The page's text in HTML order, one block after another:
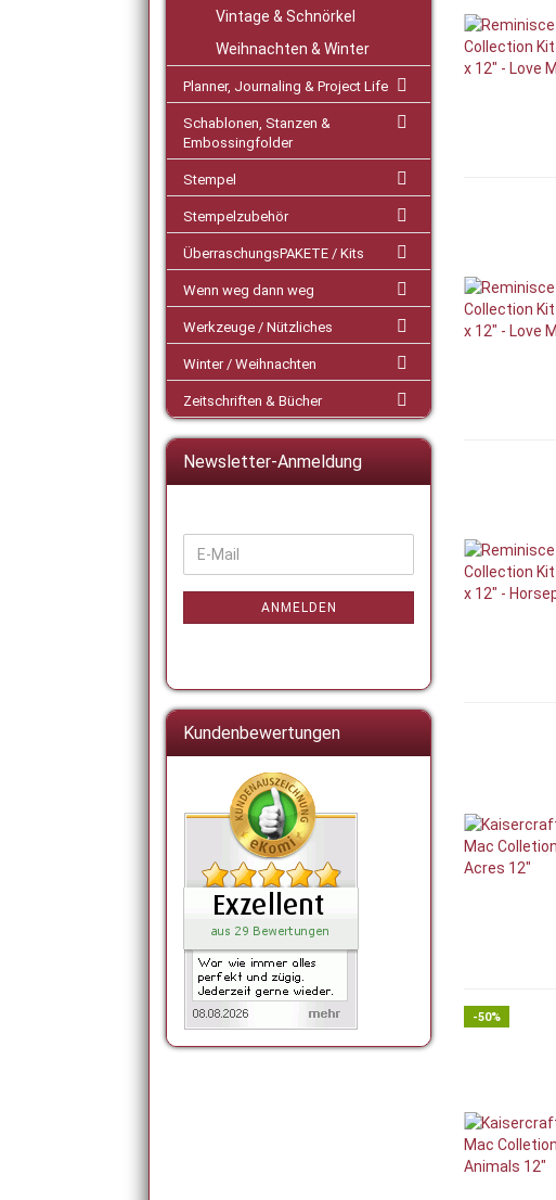
-50%
Vintage & Schnörkel
Weihnachten & Winter
Planner, Journaling & Project Life
Schablonen, Stanzen &
Embossingfolder
Stempel
Stempelzubehör
ÜberraschungsPAKETE / Kits
Wenn weg dann weg
Werkzeuge / Nützliches
Winter / Weihnachten
Zeitschriften & Bücher
Newsletter-Anmeldung
ZUR
ANMELDUNG
E-
Mail
ANMELDEN
Kundenbewertungen